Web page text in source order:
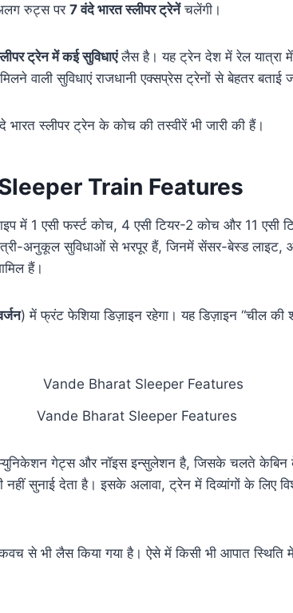
रुट्स पर7 वंदे भारत स्लीपर ट्रेनेंचलेंगी।
ट्रेन में कई सुविधाएंलैस है। यह ट्रेन देश में रेल यात्रा
वाली सुविधाएं राजधानी एक्सप्रेस ट्रेनों से बेहतर बताई
भारत स्लीपर ट्रेन के कोच की तस्वीरें भी जारी की हैं।
Train Features
में 1 एसी फर्स्ट कोच, 4 एसी टियर-2 कोच और 11 एसी
अनुकूल सुविधाओं से भरपूर हैं, जिनमें सेंसर-बेस्ड लाइट,
हैं।
) में फ्रंट फेशिया डिज़ाइन रहेगा। यह डिज़ाइन “चील की
Vande Bharat Sleeper Features
गेट्स और नॉइस इन्सुलेशन है, जिसके चलते केबिन
नहीं सुनाई देता है। इसके अलावा, ट्रेन में दिव्यांगों के लिए
कवच से भी लैस किया गया है। ऐसे में किसी भी आपात